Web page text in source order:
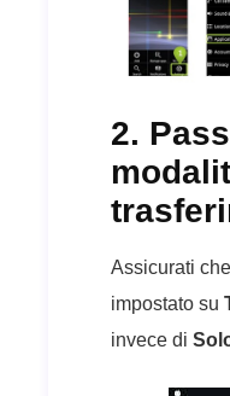
2.
Assicurati
impostato su
invece di